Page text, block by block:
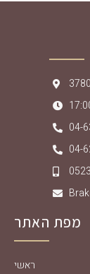
04-
04-
מפת האתר
ראשי